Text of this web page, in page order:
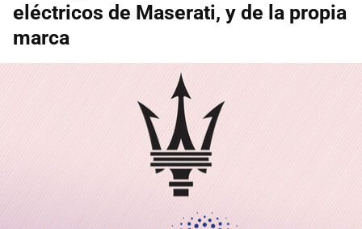
eléctricos de Maserati, y de la propia
marca